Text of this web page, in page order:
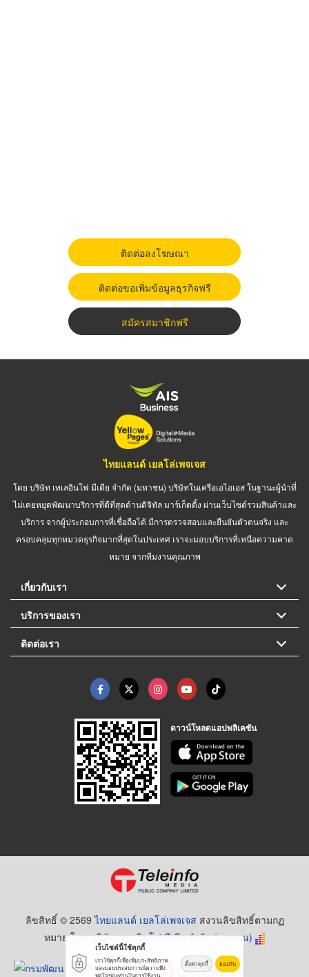
ติดต่อลงโฆษณา
ติดต่อขอเพิ่มข้อมูลธุรกิจฟรี
สมัครสมาชิกฟรี
ไทยแลนด์ เยลโล่เพจเจส
โดย บริษัท เทเลอินโฟ มีเดีย จำกัด (มหาชน) บริษัทในเครือเอไอเอส ในฐานะผู้นำที่
ไม่เคยหยุดพัฒนาบริการที่ดีที่สุดด้านดิจิทัล มาร์เก็ตติ้ง ผ่านเว็บไซต์รวมสินค้าและ
บริการ จากผู้ประกอบการที่เชื่อถือได้ มีการตรวจสอบและยืนยันตัวตนจริง และ
ครอบคลุมทุกหมวดธุรกิจมากที่สุดในประเทศ เราจะมอบบริการที่เหนือความคาด
หมาย จากทีมงานคุณภาพ
เกี่ยวกับเรา
บริการของเรา
ติดต่อเรา
ดาวน์โหลดแอปพลิเคชัน
ลิขสิทธิ์ © 2569ไทยแลนด์ เยลโล่เพจเจส สงวนลิขสิทธิ์ตามกฏ
หมาย โดยบริษัท เทเลอินโฟ มีเดีย จำกัด (มหาชน)
เว็บไซต์นี้ใช้คุกกี้
เราใช้คุกกี้เพื่อเพิ่มประสิทธิภาพ
และมอบประสบการณ์ความพึง
พอใจของท่านในการใช้งาน
ตั้งค่าคุกกี้ ยอมรับ